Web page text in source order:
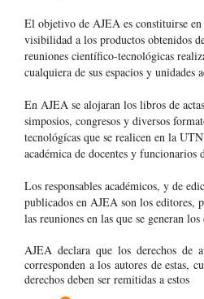
El objetivo de AJEA es constituirse
visibilidad a los productos obtenidos
reuniones científico-tecnológicas
cualquiera de sus espacios y unidades
En AJEA se alojaran los libros de
simposios, congresos y diversos
tecnológícas que se realicen en la
académica de docentes y funcionarios
Los responsables académicos, y de
publicados en AJEA son los editores,
las reuniones en las que se generan
AJEA declara que los derechos de
corresponden a los autores de estas,
derechos deben ser remitidas a estos